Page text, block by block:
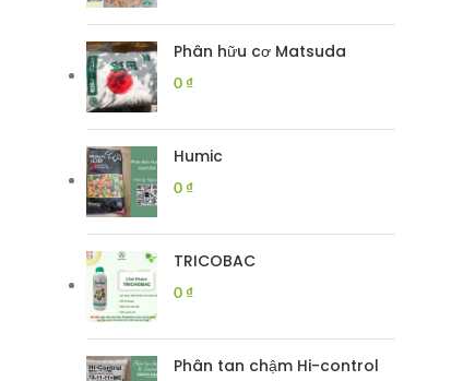
Phân hữu cơ Matsuda
0 ₫
Humic
0 ₫
TRICOBAC
0 ₫
Phân tan chậm Hi-control